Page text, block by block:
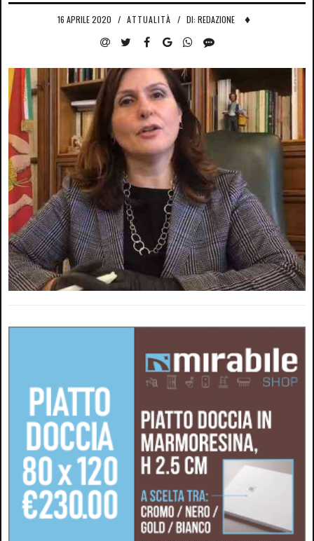
16 APRILE 2020 / ATTUALITÀ / DI: REDAZIONE ♦